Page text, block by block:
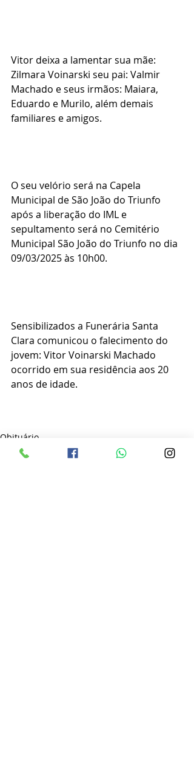
Vitor deixa a lamentar sua mãe:
Zilmara Voinarski seu pai: Valmir
Machado e seus irmãos: Maiara,
Eduardo e Murilo, além demais
familiares e amigos.
O seu velório será na Capela
Municipal de São João do Triunfo
após a liberação do IML e
sepultamento será no Cemitério
Municipal São João do Triunfo no dia
09/03/2025 às 10h00.
Sensibilizados a Funerária Santa
Clara comunicou o falecimento do
jovem: Vitor Voinarski Machado
ocorrido em sua residência aos 20
anos de idade.
Obituário